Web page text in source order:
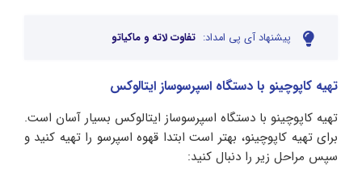
پیشنهاد آی پی امداد: تفاوت لاته و ماکیاتو
تهیه کاپوچینو با دستگاه اسپرسوساز ایتالوکس
تهیه کاپوچینو با دستگاه اسپرسوساز ایتالوکس بسیار آسان است.
برای تهیه کاپوچینو، بهتر است ابتدا قهوه اسپرسو را تهیه کنید و
سپس مراحل زیر را دنبال کنید: